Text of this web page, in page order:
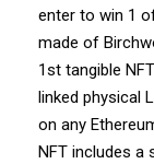
enter to win 1
made of
1st tangible
linked physical
on any
NFT includes a